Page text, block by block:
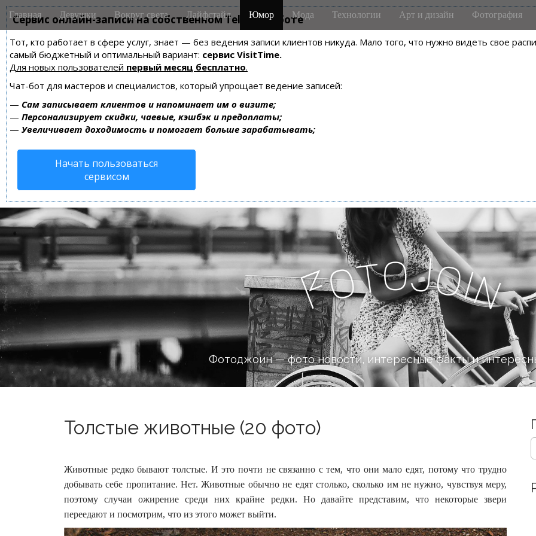
Сервис онлайн-записи на собственном Telegram-боте
Тот, кто работает в сфере услуг, знает — без ведения записи клиентов никуда. Мало того, что нужно видеть свое
самый бюджетный и оптимальный вариант: сервис VisitTime.
Для новых пользователей первый месяц бесплатно.
Чат-бот для мастеров и специалистов, который упрощает ведение записей:
— Сам записывает клиентов и напоминает им о визите;
— Персонализирует скидки, чаевые, кэшбэк и предоплаты;
— Увеличивает доходимость и помогает больше зарабатывать;
Начать пользоваться
сервисом
M
a
n
m
e
n
u
i
Главная Девушки Вокруг света Лайфстайл Юмор Мода Технологии Арт и дизайн Фотография
FotoJoi
n
Фотоджоин — фото новости, интересные факты и
Толстые животные (20 фото)
Животные редко бывают толстые. И это почти не связанно с тем, что они мало едят, потому что трудно
добывать себе пропитание. Нет. Животные обычно не едят столько, сколько им не нужно, чувствуя меру,
поэтому случаи ожирение среди них крайне редки. Но давайте представим, что некоторые звери
переедают и посмотрим, что из этого может выйти.
S
e
c